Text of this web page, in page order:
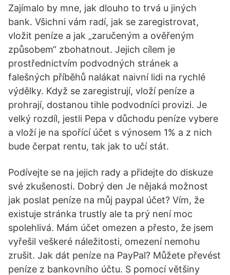
Zajímalo by mne, jak dlouho to trvá u jiných
bank. Všichni vám radí, jak se zaregistrovat,
vložit peníze a jak „zaručeným a ověřeným
způsobem“ zbohatnout. Jejich cílem je
prostřednictvím podvodných stránek a
falešných příběhů nalákat naivní lidi na rychlé
výdělky. Když se zaregistrují, vloží peníze a
prohrají, dostanou tihle podvodníci provizi. Je
velký rozdíl, jestli Pepa v důchodu peníze vybere
a vloží je na spořící účet s výnosem 1% a z nich
bude čerpat rentu, tak jak to učí stát.
Podívejte se na jejich rady a přidejte do diskuze
své zkušenosti. Dobrý den Je nějaká možnost
jak poslat peníze na můj paypal účet? Vím, že
existuje stránka trustly ale ta prý není moc
spolehlivá. Mám účet omezen a přesto, že jsem
vyřešil veškeré náležitosti, omezení nemohu
zrušit. Jak dát peníze na PayPal? Můžete převést
peníze z bankovního účtu. S pomocí většiny